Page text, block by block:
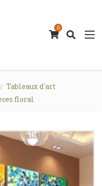
0
Tableaux d'art
floral